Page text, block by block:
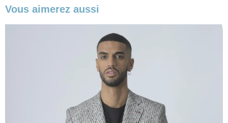
Vous aimerez aussi